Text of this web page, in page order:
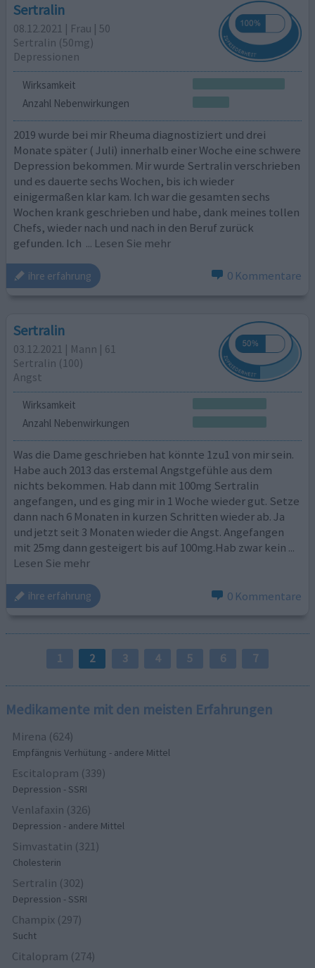
Sertralin
08.12.2021 | Frau | 50
Sertralin (50mg)
Depressionen
Wirksamkeit
Anzahl Nebenwirkungen
2019 wurde bei mir Rheuma diagnostiziert und drei
Monate später ( Juli) innerhalb einer Woche eine schwere
Depression bekommen. Mir wurde Sertralin verschrieben
und es dauerte sechs Wochen, bis ich wieder
einigermaßen klar kam. Ich war die gesamten sechs
Wochen krank geschrieben und habe, dank meines tollen
Chefs, wieder nach und nach in den Beruf zurück
gefunden. Ich ... Lesen Sie mehr
ihre erfahrung 0 Kommentare
Sertralin
03.12.2021 | Mann | 61
Sertralin (100)
Angst
Wirksamkeit
Anzahl Nebenwirkungen
Was die Dame geschrieben hat könnte 1zu1 von mir sein.
Habe auch 2013 das erstemal Angstgefühle aus dem
nichts bekommen. Hab dann mit 100mg Sertralin
angefangen, und es ging mir in 1 Woche wieder gut. Setze
dann nach 6 Monaten in kurzen Schritten wieder ab. Ja
und jetzt seit 3 Monaten wieder die Angst. Angefangen
mit 25mg dann gesteigert bis auf 100mg.Hab zwar kein ...
Lesen Sie mehr
ihre erfahrung 0 Kommentare
1 2 3 4 5 6 7
Medikamente mit den meisten Erfahrungen
Mirena (624)
Empfängnis Verhütung - andere Mittel
Escitalopram (339)
Depression - SSRI
Venlafaxin (326)
Depression - andere Mittel
Simvastatin (321)
Cholesterin
Sertralin (302)
Depression - SSRI
Champix (297)
Sucht
Citalopram (274)